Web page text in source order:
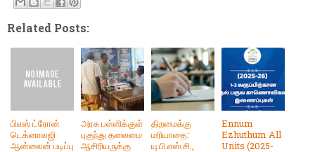
Related Posts:
பிஎஸ் ட்ரோன்
டெக்னாலஜி
ஆன்லைன் படிப்பு
அரசு பள்ளிக்குள்
புகுந்து தலைமை
ஆசிரியருக்கு
திறமைக்கு
மரியாதை:
யு.பி.எஸ்.சி.,
Ennum
Ezhuthum All
Units (2025-